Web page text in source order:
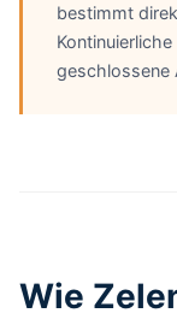
bestimmt
geschlossene
Wie